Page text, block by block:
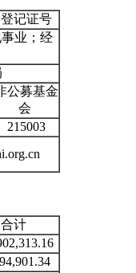
登记证号
业；经
公募基金
会
215003
合计